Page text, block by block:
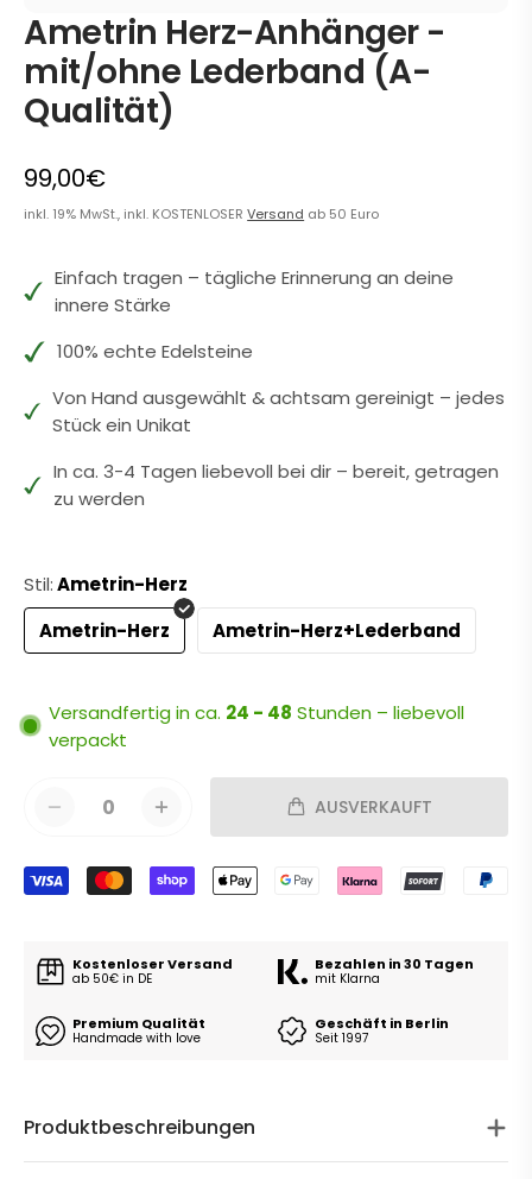
Ametrin Herz-Anhänger -
mit/ohne Lederband (A-
Qualität)
99,00€
inkl. 19% MwSt., inkl. KOSTENLOSERVersand ab 50 Euro
Einfach tragen – tägliche Erinnerung an deine
innere Stärke
100% echte Edelsteine
Von Hand ausgewählt & achtsam gereinigt – jedes
Stück ein Unikat
In ca. 3-4 Tagen liebevoll bei dir – bereit, getragen
zu werden
Stil:Ametrin-Herz
Ametrin-Herz
Ametrin-Herz+Lederband
Versandfertig in ca. 24 - 48 Stunden – liebevoll
verpackt
0 AUSVERKAUFT
Kostenloser Versand
ab 50€ in DE
Bezahlen in 30 Tagen
mit Klarna
Premium Qualität
Handmade with love
Geschäft in Berlin
Seit 1997
Produktbeschreibungen